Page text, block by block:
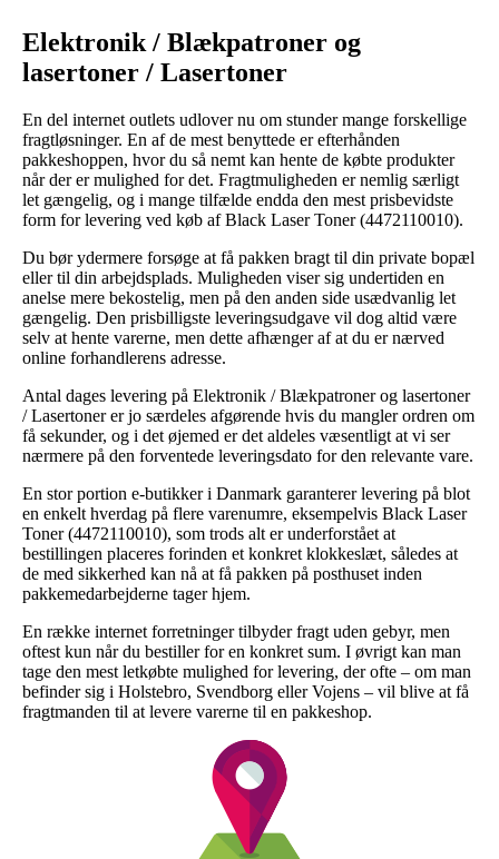
Elektronik / Blækpatroner og
lasertoner / Lasertoner
En del internet outlets udlover nu om stunder mange forskellige
fragtløsninger. En af de mest benyttede er efterhånden
pakkeshoppen, hvor du så nemt kan hente de købte produkter
når der er mulighed for det. Fragtmuligheden er nemlig særligt
let gængelig, og i mange tilfælde endda den mest prisbevidste
form for levering ved køb af Black Laser Toner (4472110010).
Du bør ydermere forsøge at få pakken bragt til din private bopæl
eller til din arbejdsplads. Muligheden viser sig undertiden en
anelse mere bekostelig, men på den anden side usædvanlig let
gængelig. Den prisbilligste leveringsudgave vil dog altid være
selv at hente varerne, men dette afhænger af at du er nærved
online forhandlerens adresse.
Antal dages levering på Elektronik / Blækpatroner og lasertoner
/ Lasertoner er jo særdeles afgørende hvis du mangler ordren om
få sekunder, og i det øjemed er det aldeles væsentligt at vi ser
nærmere på den forventede leveringsdato for den relevante vare.
En stor portion e-butikker i Danmark garanterer levering på blot
en enkelt hverdag på flere varenumre, eksempelvis Black Laser
Toner (4472110010), som trods alt er underforstået at
bestillingen placeres forinden et konkret klokkeslæt, således at
de med sikkerhed kan nå at få pakken på posthuset inden
pakkemedarbejderne tager hjem.
En række internet forretninger tilbyder fragt uden gebyr, men
oftest kun når du bestiller for en konkret sum. I øvrigt kan man
tage den mest letkøbte mulighed for levering, der ofte – om man
befinder sig i Holstebro, Svendborg eller Vojens – vil blive at få
fragtmanden til at levere varerne til en pakkeshop.